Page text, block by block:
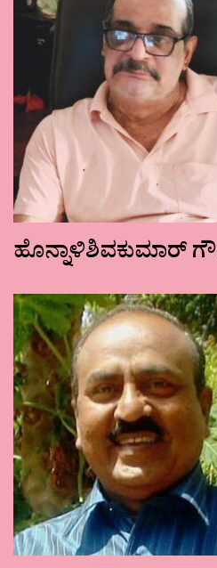
ಹೊನ್ನಾಳಿಶಿವಕುಮಾರ್